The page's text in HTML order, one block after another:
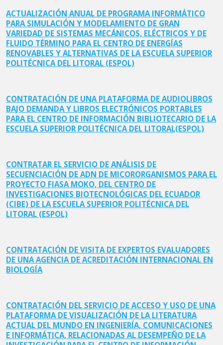
ACTUALIZACIÓN ANUAL DE PROGRAMA INFORMÁTICO
PARA SIMULACIÓN Y MODELAMIENTO DE GRAN
VARIEDAD DE SISTEMAS MECÁNICOS, ELÉCTRICOS Y DE
FLUIDO TÉRMINO PARA EL CENTRO DE ENERGÍAS
RENOVABLES Y ALTERNATIVAS DE LA ESCUELA SUPERIOR
POLITÉCNICA DEL LITORAL (ESPOL)
CONTRATACIÓN DE UNA PLATAFORMA DE AUDIOLIBROS
BAJO DEMANDA Y LIBROS ELECTRÓNICOS PORTABLES
PARA EL CENTRO DE INFORMACIÓN BIBLIOTECARIO DE LA
ESCUELA SUPERIOR POLITÉCNICA DEL LITORAL(ESPOL)
CONTRATAR EL SERVICIO DE ANÁLISIS DE
SECUENCIACIÓN DE ADN DE MICORORGANISMOS PARA EL
PROYECTO FIASA MOKO, DEL CENTRO DE
INVESTIGACIONES BIOTECNOLÓGICAS DEL ECUADOR
(CIBE) DE LA ESCUELA SUPERIOR POLITÉCNICA DEL
LITORAL (ESPOL)
CONTRATACIÓN DE VISITA DE EXPERTOS EVALUADORES
DE UNA AGENCIA DE ACREDITACIÓN INTERNACIONAL EN
BIOLOGÍA
CONTRATACIÓN DEL SERVICIO DE ACCESO Y USO DE UNA
PLATAFORMA DE VISUALIZACIÓN DE LA LITERATURA
ACTUAL DEL MUNDO EN INGENIERÍA, COMUNICACIONES
E INFORMÁTICA, RELACIONADAS AL DESEMPEÑO DE LA